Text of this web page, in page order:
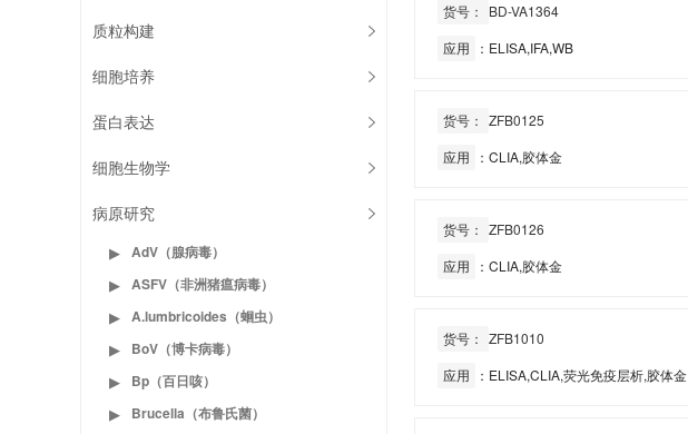
质粒构建
细胞培养
蛋白表达
细胞生物学
病原研究
▶
AdV（腺病毒）
▶
ASFV（非洲猪瘟病毒）
▶
A.lumbricoides（蛔虫）
▶
BoV（博卡病毒）
▶
Bp（百日咳）
▶
Brucella（布鲁氏菌）
货号： BD-VA1364
应用
：ELISA,IFA,WB
货号： ZFB0125
应用
：CLIA,胶体金
货号： ZFB0126
应用
：CLIA,胶体金
货号： ZFB1010
应用
：ELISA,CLIA,荧光免疫层析,胶体金